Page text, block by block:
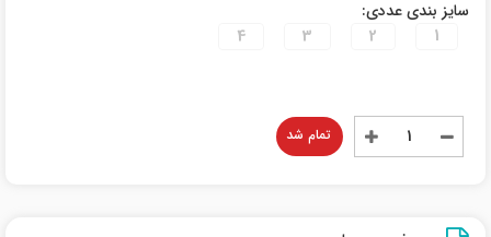
سایز بندی عددی:
1
2
3
4
تمام شد